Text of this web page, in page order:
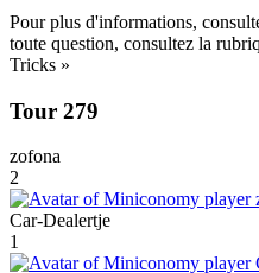
Pour plus d'informations,
toute question, consultez la
Tricks »
Tour 279
zofona
2
Car-Dealertje
1